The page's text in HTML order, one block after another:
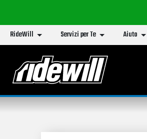
RideWill Servizi per Te Aiuto